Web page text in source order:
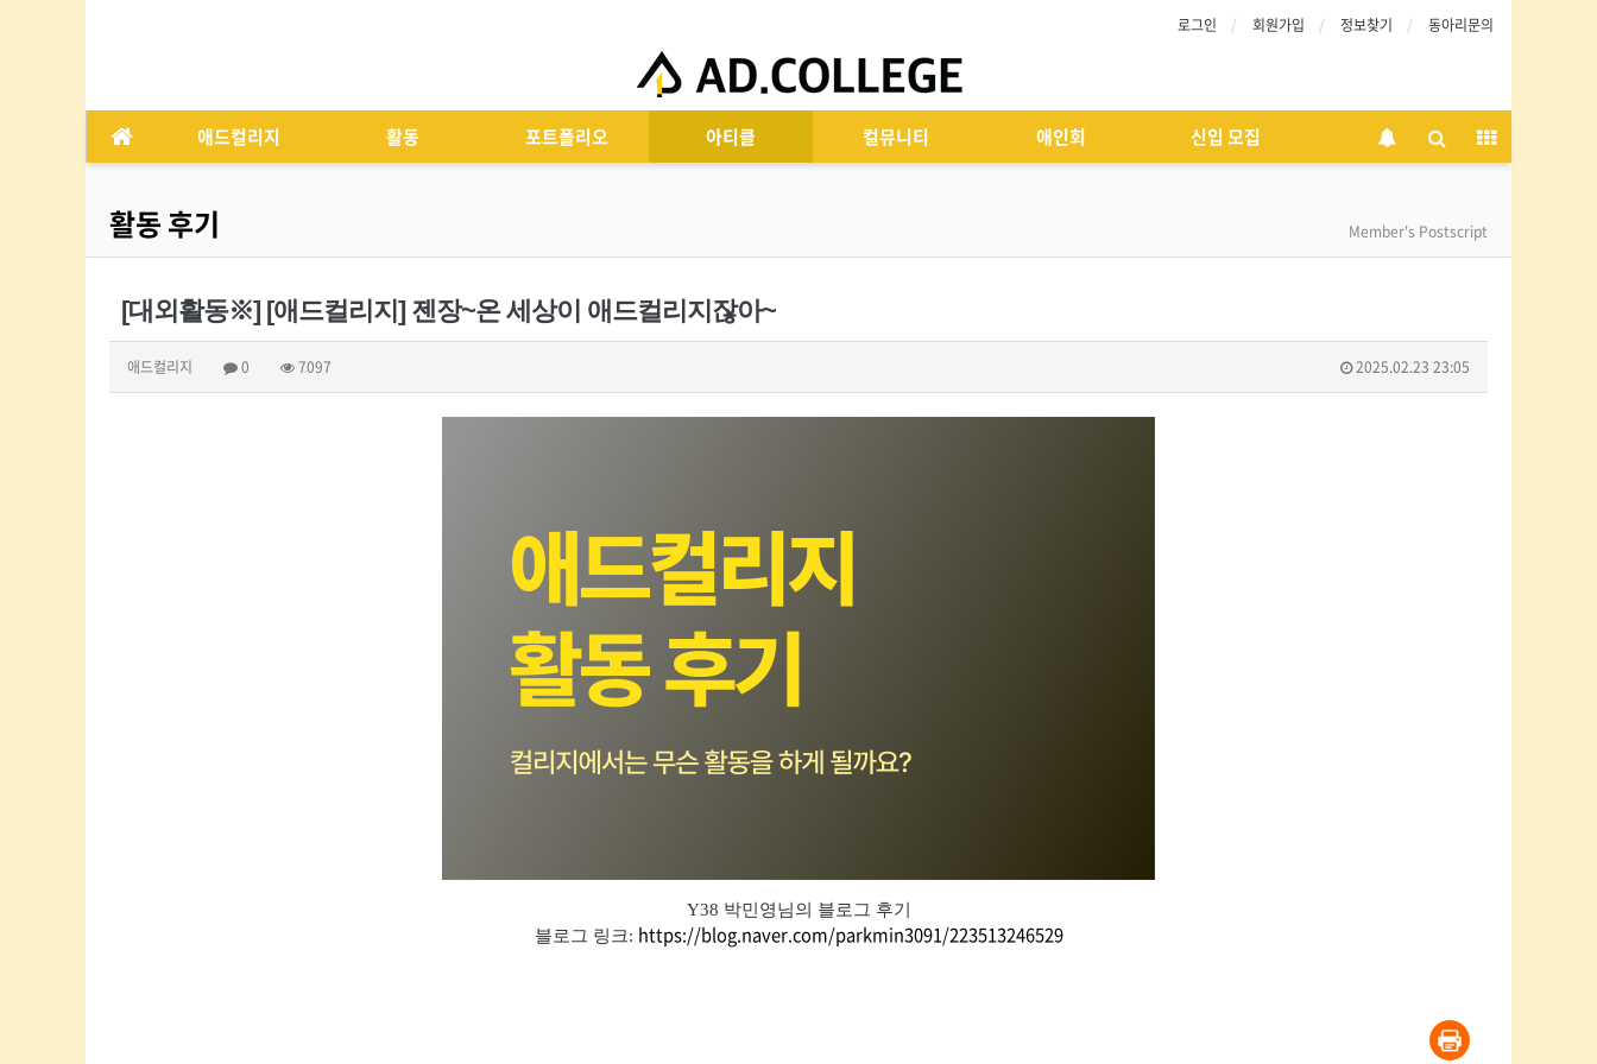
로그인 회원가입 정보찾기 동아리문의
애드컬리지 활동 포트폴리오 아티클 컬뮤니티 애인회 신입 모집
활동 후기 Member's Postscript
[대외활동※] [애드컬리지] 젠장~온 세상이 애드컬리지잖아~
애드컬리지 0 7097 2025.02.23 23:05
Y38 박민영님의 블로그 후기
블로그 링크: https://blog.naver.com/parkmin3091/223513246529